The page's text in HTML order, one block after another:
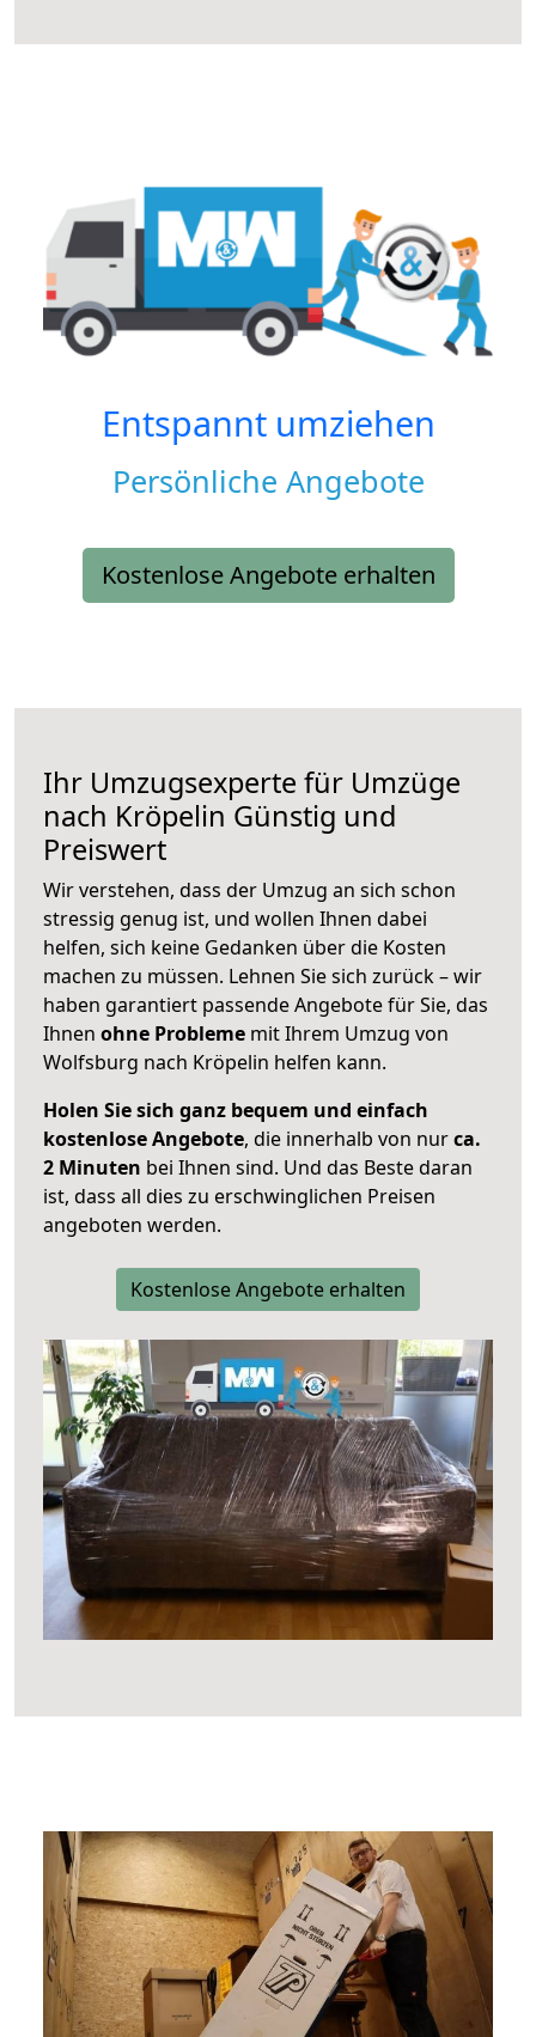
Entspannt umziehen
Persönliche Angebote
Kostenlose Angebote erhalten
Ihr Umzugsexperte für Umzüge
nach Kröpelin Günstig und
Preiswert
Wir verstehen, dass der Umzug an sich schon
stressig genug ist, und wollen Ihnen dabei
helfen, sich keine Gedanken über die Kosten
machen zu müssen. Lehnen Sie sich zurück – wir
haben garantiert passende Angebote für Sie, das
Ihnen ohne Probleme mit Ihrem Umzug von
Wolfsburg nach Kröpelin helfen kann.
Holen Sie sich ganz bequem und einfach
kostenlose Angebote, die innerhalb von nurca.
2 Minuten bei Ihnen sind. Und das Beste daran
ist, dass all dies zu erschwinglichen Preisen
angeboten werden.
Kostenlose Angebote erhalten